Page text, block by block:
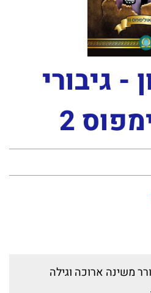
- גיבורי
2
משינה ארוכה וגילה